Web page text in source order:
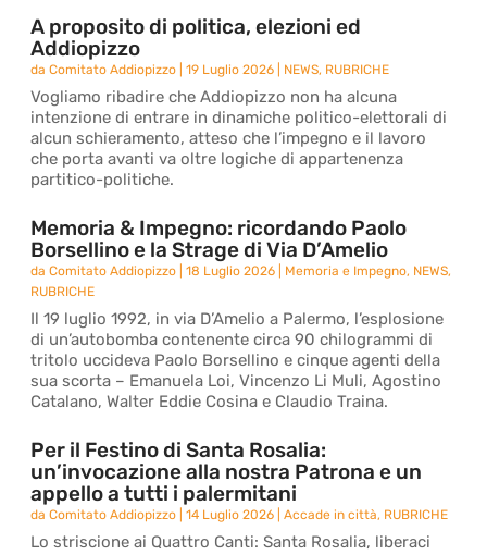
A proposito di politica, elezioni ed
Addiopizzo
daComitato Addiopizzo |19 Luglio 2026 NEWS, RUBRICHE
Vogliamo ribadire che Addiopizzo non ha alcuna
intenzione di entrare in dinamiche politico-elettorali di
alcun schieramento, atteso che l’impegno e il lavoro
che porta avanti va oltre logiche di appartenenza
partitico-politiche.
Memoria & Impegno: ricordando Paolo
Borsellino e la Strage di Via D’Amelio
daComitato Addiopizzo |18 Luglio 2026 Memoria e Impegno, NEWS,
RUBRICHE
Il 19 luglio 1992, in via D’Amelio a Palermo, l’esplosione
di un’autobomba contenente circa 90 chilogrammi di
tritolo uccideva Paolo Borsellino e cinque agenti della
sua scorta – Emanuela Loi, Vincenzo Li Muli, Agostino
Catalano, Walter Eddie Cosina e Claudio Traina.
Per il Festino di Santa Rosalia:
un’invocazione alla nostra Patrona e un
appello a tutti i palermitani
daComitato Addiopizzo |14 Luglio 2026 |Accade in città, RUBRICHE
Lo striscione ai Quattro Canti: Santa Rosalia, liberaci